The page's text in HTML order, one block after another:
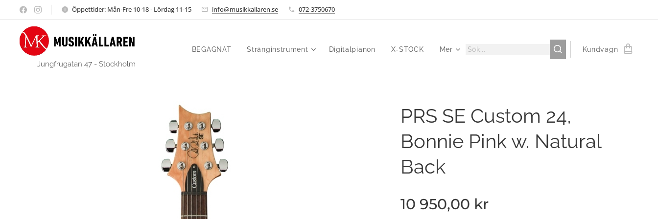
Öppettider: Mån-Fre 10-18 - Lördag 11-15 info@musikkallaren.se 072-3750670
Jungfrugatan 47 - Stockholm
BEGAGNAT Stränginstrument Digitalpianon X-STOCK Mer Kundvagn
PRS SE Custom 24,
Bonnie Pink w. Natural
Back
10 950,00 kr